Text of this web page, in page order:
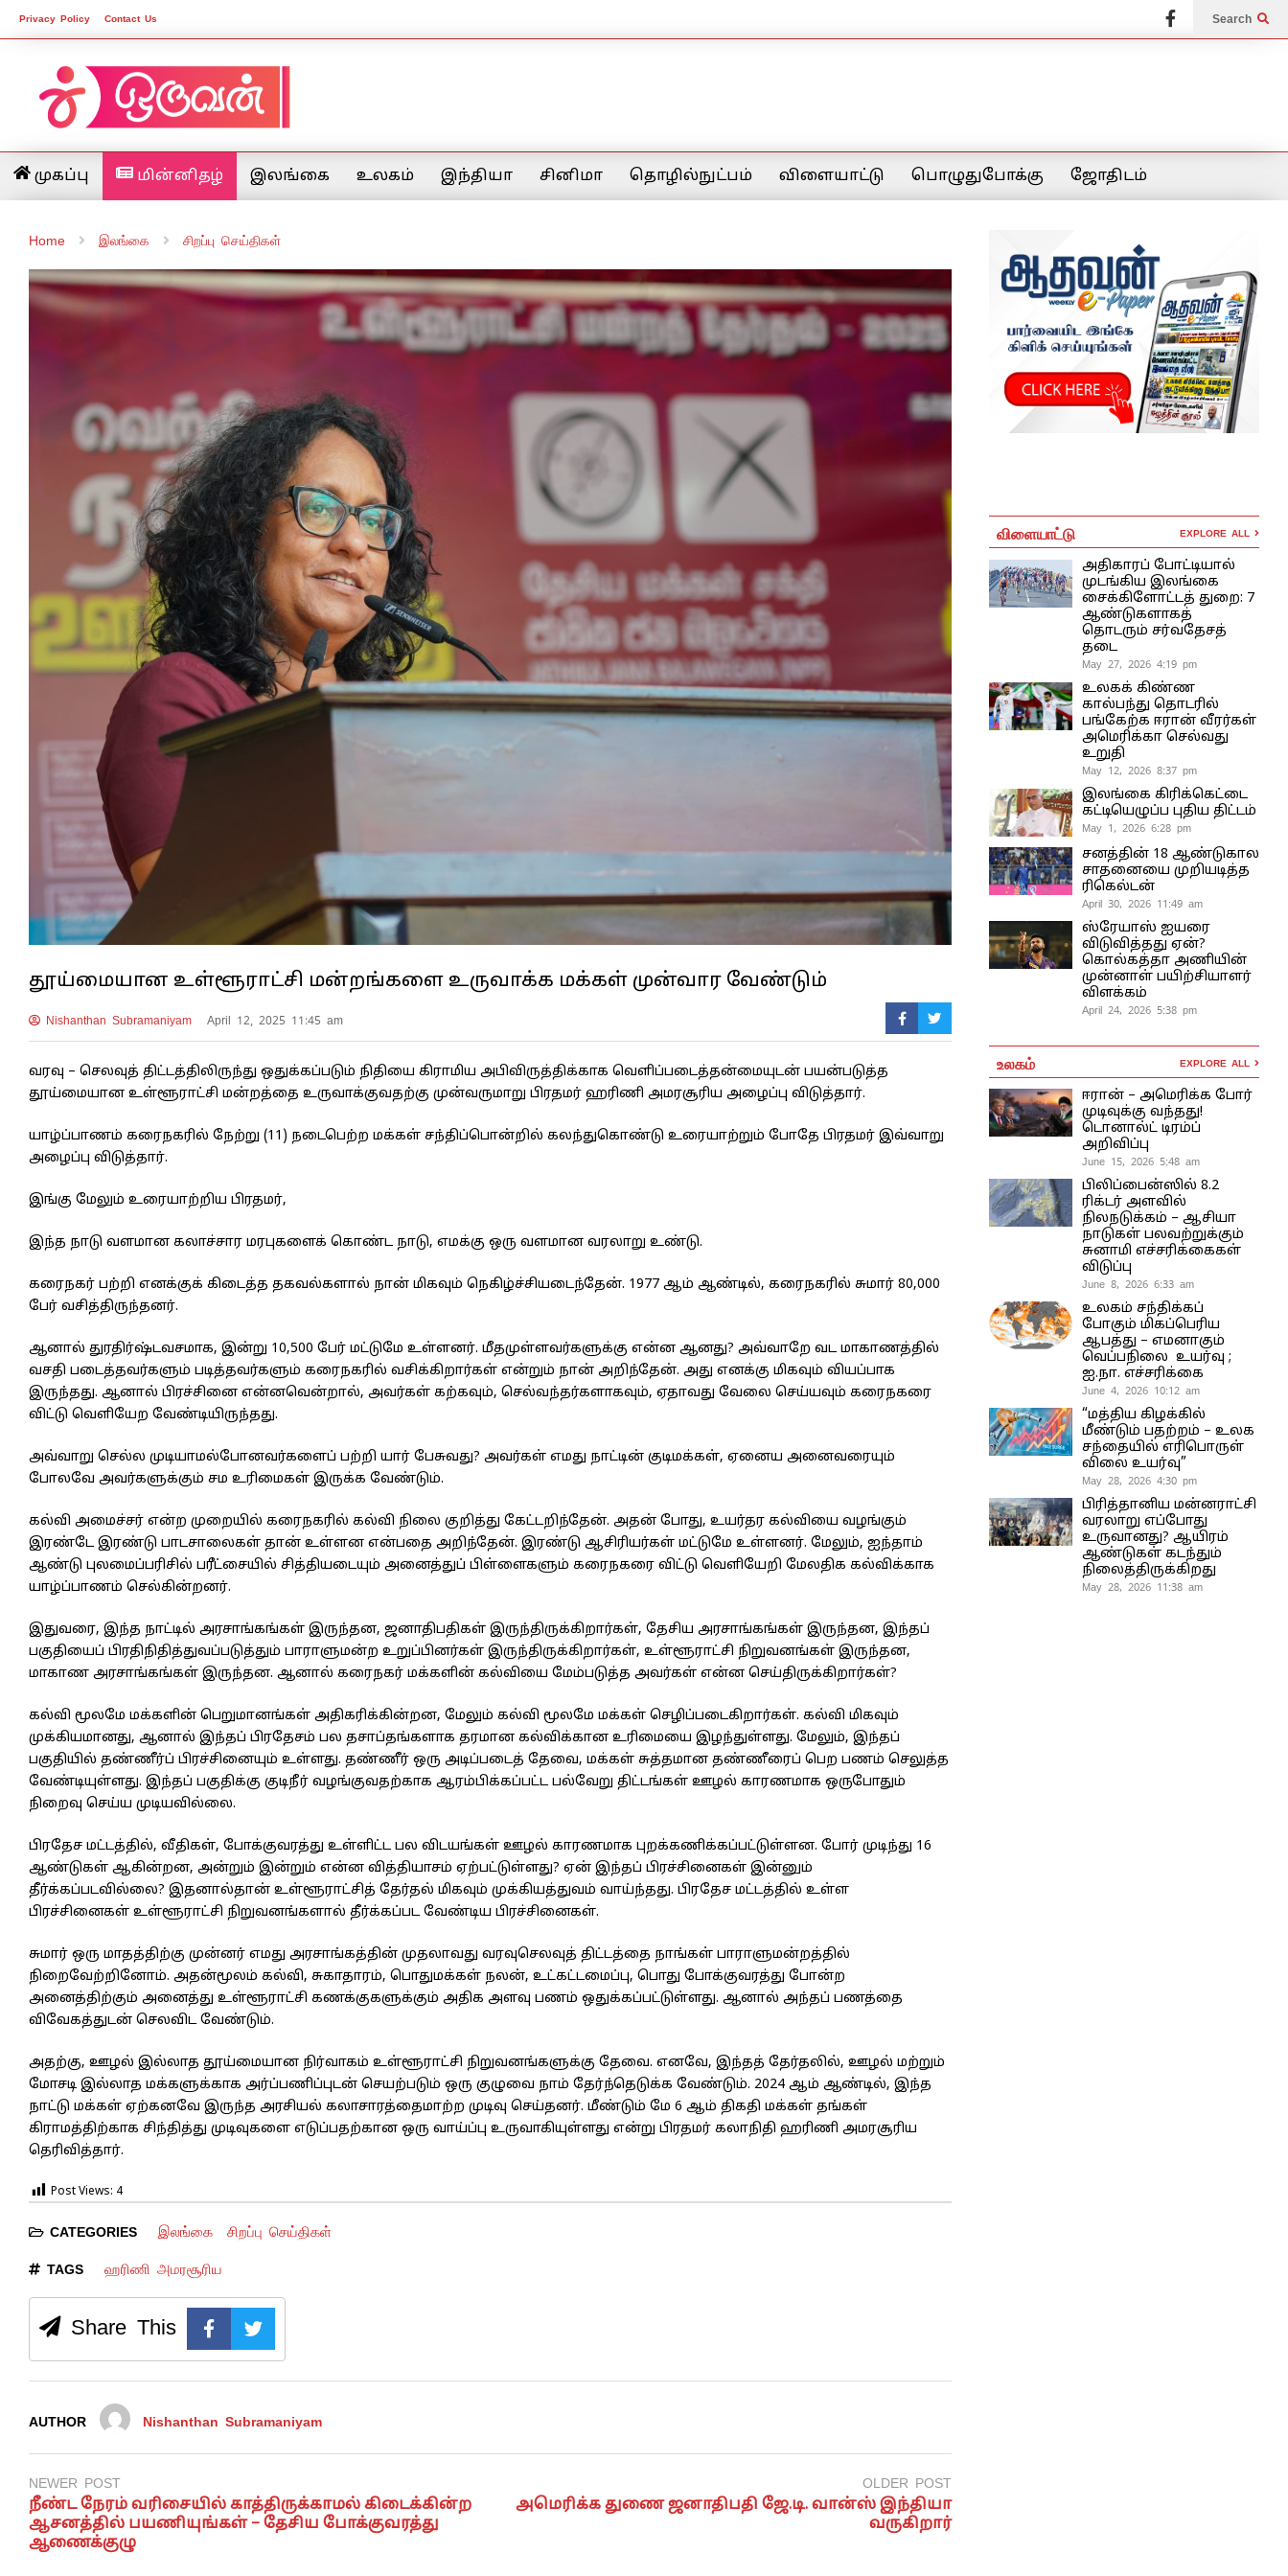
Privacy Policy Contact Us Search
முகப்பு மின்னிதழ் இலங்கை உலகம் இந்தியா சினிமா தொழில்நுட்பம் விளையாட்டு பொழுதுபோக்கு ஜோதிடம்
Home இலங்கை சிறப்பு செய்திகள்
தூய்மையான உள்ளூராட்சி மன்றங்களை உருவாக்க மக்கள் முன்வார வேண்டும்
Nishanthan Subramaniyam April 12, 2025 11:45 am
வரவு – செலவுத் திட்டத்திலிருந்து ஒதுக்கப்படும் நிதியை கிராமிய அபிவிருத்திக்காக வெளிப்படைத்தன்மையுடன் பயன்படுத்த
தூய்மையான உள்ளூராட்சி மன்றத்தை உருவாக்குவதற்கு முன்வருமாறு பிரதமர் ஹரிணி அமரசூரிய அழைப்பு விடுத்தார்.
யாழ்ப்பாணம் கரைநகரில் நேற்று (11) நடைபெற்ற மக்கள் சந்திப்பொன்றில் கலந்துகொண்டு உரையாற்றும் போதே பிரதமர் இவ்வாறு
அழைப்பு விடுத்தார்.
இங்கு மேலும் உரையாற்றிய பிரதமர்,
இந்த நாடு வளமான கலாச்சார மரபுகளைக் கொண்ட நாடு, எமக்கு ஒரு வளமான வரலாறு உண்டு.
கரைநகர் பற்றி எனக்குக் கிடைத்த தகவல்களால் நான் மிகவும் நெகிழ்ச்சியடைந்தேன். 1977 ஆம் ஆண்டில், கரைநகரில் சுமார் 80,000
பேர் வசித்திருந்தனர்.
ஆனால் துரதிர்ஷ்டவசமாக, இன்று 10,500 பேர் மட்டுமே உள்ளனர். மீதமுள்ளவர்களுக்கு என்ன ஆனது? அவ்வாறே வட மாகாணத்தில்
வசதி படைத்தவர்களும் படித்தவர்களும் கரைநகரில் வசிக்கிறார்கள் என்றும் நான் அறிந்தேன். அது எனக்கு மிகவும் வியப்பாக
இருந்தது. ஆனால் பிரச்சினை என்னவென்றால், அவர்கள் கற்கவும், செல்வந்தர்களாகவும், ஏதாவது வேலை செய்யவும் கரைநகரை
விட்டு வெளியேற வேண்டியிருந்தது.
அவ்வாறு செல்ல முடியாமல்போனவர்களைப் பற்றி யார் பேசுவது? அவர்கள் எமது நாட்டின் குடிமக்கள், ஏனைய அனைவரையும்
போலவே அவர்களுக்கும் சம உரிமைகள் இருக்க வேண்டும்.
கல்வி அமைச்சர் என்ற முறையில் கரைநகரில் கல்வி நிலை குறித்து கேட்டறிந்தேன். அதன் போது, உயர்தர கல்வியை வழங்கும்
இரண்டே இரண்டு பாடசாலைகள் தான் உள்ளன என்பதை அறிந்தேன். இரண்டு ஆசிரியர்கள் மட்டுமே உள்ளனர். மேலும், ஐந்தாம்
ஆண்டு புலமைப்பரிசில் பரீட்சையில் சித்தியடையும் அனைத்துப் பிள்ளைகளும் கரைநகரை விட்டு வெளியேறி மேலதிக கல்விக்காக
யாழ்ப்பாணம் செல்கின்றனர்.
இதுவரை, இந்த நாட்டில் அரசாங்கங்கள் இருந்தன, ஜனாதிபதிகள் இருந்திருக்கிறார்கள், தேசிய அரசாங்கங்கள் இருந்தன, இந்தப்
பகுதியைப் பிரதிநிதித்துவப்படுத்தும் பாராளுமன்ற உறுப்பினர்கள் இருந்திருக்கிறார்கள், உள்ளூராட்சி நிறுவனங்கள் இருந்தன,
மாகாண அரசாங்கங்கள் இருந்தன. ஆனால் கரைநகர் மக்களின் கல்வியை மேம்படுத்த அவர்கள் என்ன செய்திருக்கிறார்கள்?
கல்வி மூலமே மக்களின் பெறுமானங்கள் அதிகரிக்கின்றன, மேலும் கல்வி மூலமே மக்கள் செழிப்படைகிறார்கள். கல்வி மிகவும்
முக்கியமானது, ஆனால் இந்தப் பிரதேசம் பல தசாப்தங்களாக தரமான கல்விக்கான உரிமையை இழந்துள்ளது. மேலும், இந்தப்
பகுதியில் தண்ணீர்ப் பிரச்சினையும் உள்ளது. தண்ணீர் ஒரு அடிப்படைத் தேவை, மக்கள் சுத்தமான தண்ணீரைப் பெற பணம் செலுத்த
வேண்டியுள்ளது. இந்தப் பகுதிக்கு குடிநீர் வழங்குவதற்காக ஆரம்பிக்கப்பட்ட பல்வேறு திட்டங்கள் ஊழல் காரணமாக ஒருபோதும்
நிறைவு செய்ய முடியவில்லை.
பிரதேச மட்டத்தில், வீதிகள், போக்குவரத்து உள்ளிட்ட பல விடயங்கள் ஊழல் காரணமாக புறக்கணிக்கப்பட்டுள்ளன. போர் முடிந்து 16
ஆண்டுகள் ஆகின்றன, அன்றும் இன்றும் என்ன வித்தியாசம் ஏற்பட்டுள்ளது? ஏன் இந்தப் பிரச்சினைகள் இன்னும்
தீர்க்கப்படவில்லை? இதனால்தான் உள்ளூராட்சித் தேர்தல் மிகவும் முக்கியத்துவம் வாய்ந்தது. பிரதேச மட்டத்தில் உள்ள
பிரச்சினைகள் உள்ளூராட்சி நிறுவனங்களால் தீர்க்கப்பட வேண்டிய பிரச்சினைகள்.
சுமார் ஒரு மாதத்திற்கு முன்னர் எமது அரசாங்கத்தின் முதலாவது வரவுசெலவுத் திட்டத்தை நாங்கள் பாராளுமன்றத்தில்
நிறைவேற்றினோம். அதன்மூலம் கல்வி, சுகாதாரம், பொதுமக்கள் நலன், உட்கட்டமைப்பு, பொது போக்குவரத்து போன்ற
அனைத்திற்கும் அனைத்து உள்ளூராட்சி கணக்குகளுக்கும் அதிக அளவு பணம் ஒதுக்கப்பட்டுள்ளது. ஆனால் அந்தப் பணத்தை
விவேகத்துடன் செலவிட வேண்டும்.
அதற்கு, ஊழல் இல்லாத தூய்மையான நிர்வாகம் உள்ளூராட்சி நிறுவனங்களுக்கு தேவை. எனவே, இந்தத் தேர்தலில், ஊழல் மற்றும்
மோசடி இல்லாத மக்களுக்காக அர்ப்பணிப்புடன் செயற்படும் ஒரு குழுவை நாம் தேர்ந்தெடுக்க வேண்டும். 2024 ஆம் ஆண்டில், இந்த
நாட்டு மக்கள் ஏற்கனவே இருந்த அரசியல் கலாசாரத்தைமாற்ற முடிவு செய்தனர். மீண்டும் மே 6 ஆம் திகதி மக்கள் தங்கள்
கிராமத்திற்காக சிந்தித்து முடிவுகளை எடுப்பதற்கான ஒரு வாய்ப்பு உருவாகியுள்ளது என்று பிரதமர் கலாநிதி ஹரிணி அமரசூரிய
தெரிவித்தார்.
Post Views: 4
CATEGORIES இலங்கை சிறப்பு செய்திகள்
TAGS ஹரிணி அமரசூரிய
Share This
AUTHOR Nishanthan Subramaniyam
NEWER POST
நீண்ட நேரம் வரிசையில் காத்திருக்காமல் கிடைக்கின்ற
ஆசனத்தில் பயணியுங்கள் – தேசிய போக்குவரத்து
ஆணைக்குழு
OLDER POST
அமெரிக்க துணை ஜனாதிபதி ஜே.டி. வான்ஸ் இந்தியா
வருகிறார்
விளையாட்டு EXPLORE ALL
அதிகாரப் போட்டியால்
முடங்கிய இலங்கை
சைக்கிளோட்டத் துறை: 7
ஆண்டுகளாகத்
தொடரும் சர்வதேசத்
தடை
May 27, 2026 4:19 pm
உலகக் கிண்ண
கால்பந்து தொடரில்
பங்கேற்க ஈரான் வீரர்கள்
அமெரிக்கா செல்வது
உறுதி
May 12, 2026 8:37 pm
இலங்கை கிரிக்கெட்டை
கட்டியெழுப்ப புதிய திட்டம்
May 1, 2026 6:28 pm
சனத்தின் 18 ஆண்டுகால
சாதனையை முறியடித்த
ரிகெல்டன்
April 30, 2026 11:49 am
ஸ்ரேயாஸ் ஐயரை
விடுவித்தது ஏன்?
கொல்கத்தா அணியின்
முன்னாள் பயிற்சியாளர்
விளக்கம்
April 24, 2026 5:38 pm
உலகம் EXPLORE ALL
ஈரான் – அமெரிக்க போர்
முடிவுக்கு வந்தது!
டொனால்ட் டிரம்ப்
அறிவிப்பு
June 15, 2026 5:48 am
பிலிப்பைன்ஸில் 8.2
ரிக்டர் அளவில்
நிலநடுக்கம் – ஆசியா
நாடுகள் பலவற்றுக்கும்
சுனாமி எச்சரிக்கைகள்
விடுப்பு
June 8, 2026 6:33 am
உலகம் சந்திக்கப்
போகும் மிகப்பெரிய
ஆபத்து – எமனாகும்
வெப்பநிலை உயர்வு ;
ஐ.நா. எச்சரிக்கை
June 4, 2026 10:12 am
“மத்திய கிழக்கில்
மீண்டும் பதற்றம் – உலக
சந்தையில் எரிபொருள்
விலை உயர்வு”
May 28, 2026 4:30 pm
பிரித்தானிய மன்னராட்சி
வரலாறு எப்போது
உருவானது? ஆயிரம்
ஆண்டுகள் கடந்தும்
நிலைத்திருக்கிறது
May 28, 2026 11:38 am